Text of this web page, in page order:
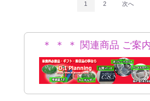
1 2 次へ
＊ ＊ ＊ 関連商品 ご案
＊